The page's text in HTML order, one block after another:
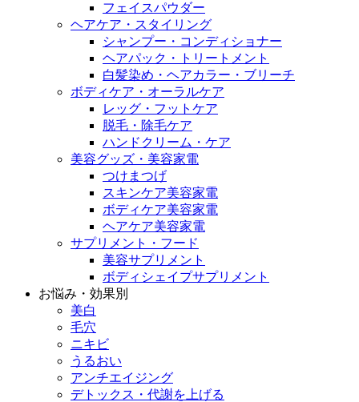
フェイスパウダー
ヘアケア・スタイリング
シャンプー・コンディショナー
ヘアパック・トリートメント
白髪染め・ヘアカラー・ブリーチ
ボディケア・オーラルケア
レッグ・フットケア
脱毛・除毛ケア
ハンドクリーム・ケア
美容グッズ・美容家電
つけまつげ
スキンケア美容家電
ボディケア美容家電
ヘアケア美容家電
サプリメント・フード
美容サプリメント
ボディシェイプサプリメント
お悩み・効果別
美白
毛穴
ニキビ
うるおい
アンチエイジング
デトックス・代謝を上げる